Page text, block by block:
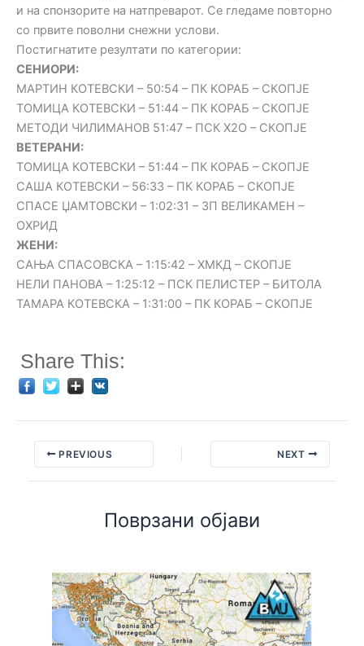
и на спонзорите на натпреварот. Се гледаме повторно
со првите поволни снежни услови.
Постигнатите резултати по категории:
СЕНИОРИ:
МАРТИН КОТЕВСКИ – 50:54 – ПК КОРАБ – СКОПЈЕ
ТОМИЦА КОТЕВСКИ – 51:44 – ПК КОРАБ – СКОПЈЕ
МЕТОДИ ЧИЛИМАНОВ 51:47 – ПСК Х2О – СКОПЈЕ
ВЕТЕРАНИ:
ТОМИЦА КОТЕВСКИ – 51:44 – ПК КОРАБ – СКОПЈЕ
САША КОТЕВСКИ – 56:33 – ПК КОРАБ – СКОПЈЕ
СПАСЕ ЏАМТОВСКИ – 1:02:31 – ЗП ВЕЛИКАМЕН –
ОХРИД
ЖЕНИ:
САЊА СПАСОВСКА – 1:15:42 – ХМКД – СКОПЈЕ
НЕЛИ ПАНОВА – 1:25:12 – ПСК ПЕЛИСТЕР – БИТОЛА
ТАМАРА КОТЕВСКА – 1:31:00 – ПК КОРАБ – СКОПЈЕ
Share This:
PREVIOUS NEXT
Поврзани објави